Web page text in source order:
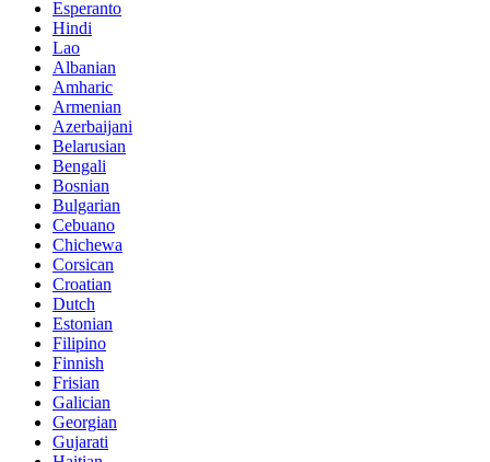
Esperanto
Hindi
Lao
Albanian
Amharic
Armenian
Azerbaijani
Belarusian
Bengali
Bosnian
Bulgarian
Cebuano
Chichewa
Corsican
Croatian
Dutch
Estonian
Filipino
Finnish
Frisian
Galician
Georgian
Gujarati